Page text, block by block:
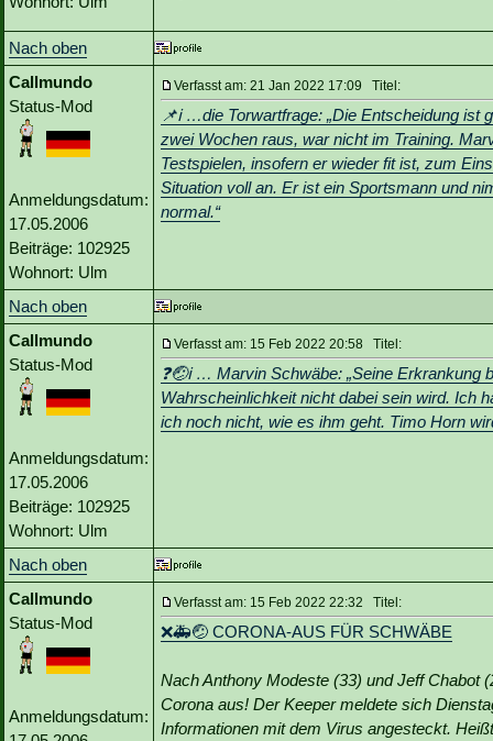
Nach oben
Callmundo
Status-Mod
Anmeldungsdatum:
17.05.2006
Beiträge: 102925
Wohnort: Ulm
Verfasst am: 21 Jan 2022 17:09 Titel:
📌ℹ️ …die Torwartfrage: „Die Entscheidung
zwei Wochen raus, war nicht im Training.
Testspielen, insofern er wieder fit ist, zum
Situation voll an. Er ist ein Sportsmann und
normal.“
Nach oben
Callmundo
Status-Mod
Anmeldungsdatum:
17.05.2006
Beiträge: 102925
Wohnort: Ulm
Verfasst am: 15 Feb 2022 20:58 Titel:
❓🤕ℹ️ … Marvin Schwäbe: „Seine
Wahrscheinlichkeit nicht dabei sein wird. Ich
ich noch nicht, wie es ihm geht. Timo Horn
Nach oben
Callmundo
Status-Mod
Anmeldungsdatum:
Verfasst am: 15 Feb 2022 22:32 Titel:
❌🚑🤕 CORONA-AUS FÜR SCHWÄBE
Nach Anthony Modeste (33) und Jeff Chabot
Corona aus! Der Keeper meldete sich
Informationen mit dem Virus angesteckt.